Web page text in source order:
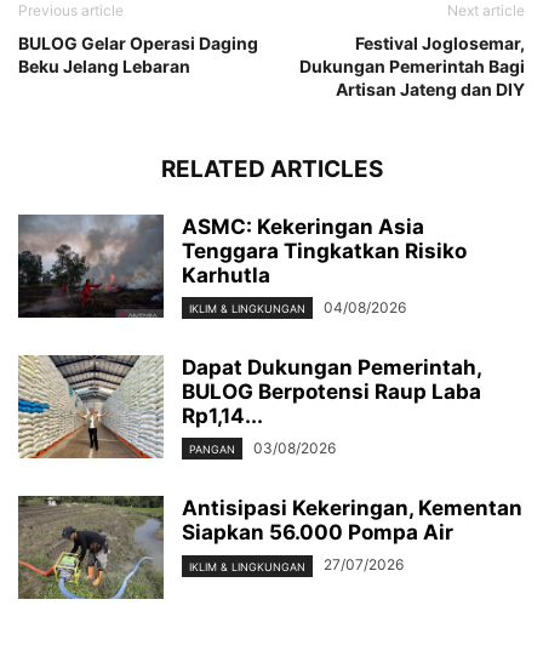
Previous article
BULOG Gelar Operasi Daging
Beku Jelang Lebaran
Next article
Festival Joglosemar,
Dukungan Pemerintah Bagi
Artisan Jateng dan DIY
RELATED ARTICLES
ASMC: Kekeringan Asia
Tenggara Tingkatkan Risiko
Karhutla
IKLIM & LINGKUNGAN 04/08/2026
Dapat Dukungan Pemerintah,
BULOG Berpotensi Raup Laba
Rp1,14...
PANGAN 03/08/2026
Antisipasi Kekeringan, Kementan
Siapkan 56.000 Pompa Air
IKLIM & LINGKUNGAN 27/07/2026